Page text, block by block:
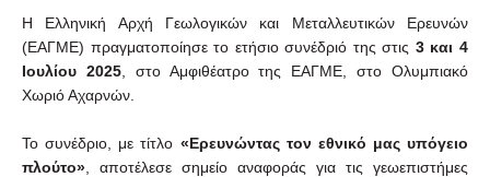
Η Ελληνική Αρχή Γεωλογικών και Μεταλλευτικών Ερευνών
(ΕΑΓΜΕ) πραγματοποίησε το ετήσιο συνέδριό της στις 3 και 4
Ιουλίου 2025, στο Αμφιθέατρο της ΕΑΓΜΕ, στο Ολυμπιακό
Χωριό Αχαρνών.
Το συνέδριο, με τίτλο «Ερευνώντας τον εθνικό μας υπόγειο
πλούτο» , αποτέλεσε σημείο αναφοράς για τις γεωεπιστήμες